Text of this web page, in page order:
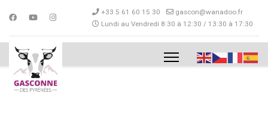
+33 5 61 60 15 30
gascon@wanadoo.fr
Lundi au Vendredi 8:30 à 12:30 / 13:30 à 17:30